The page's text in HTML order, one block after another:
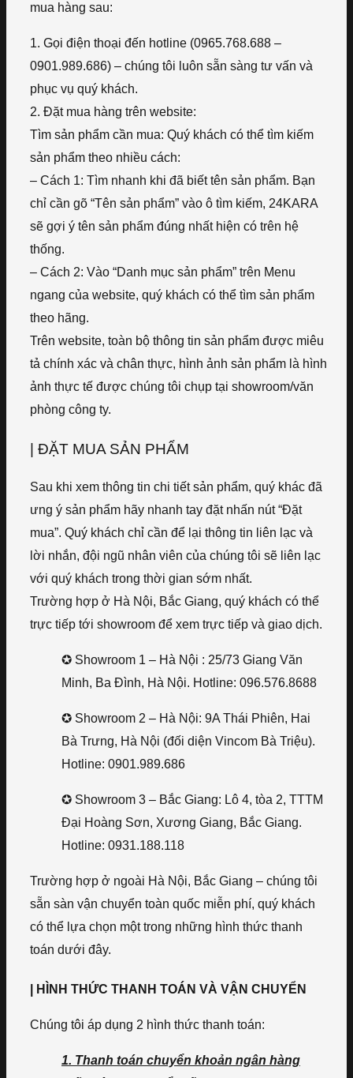
mua hàng sau:
1. Gọi điện thoại đến hotline (0965.768.688 –
0901.989.686) – chúng tôi luôn sẵn sàng tư vấn và
phục vụ quý khách.
2. Đặt mua hàng trên website:
Tìm sản phẩm cần mua: Quý khách có thể tìm kiếm
sản phẩm theo nhiều cách:
– Cách 1: Tìm nhanh khi đã biết tên sản phẩm. Bạn
chỉ cần gõ “Tên sản phẩm” vào ô tìm kiếm, 24KARA
sẽ gợi ý tên sản phẩm đúng nhất hiện có trên hệ
thống.
– Cách 2: Vào “Danh mục sản phẩm” trên Menu
ngang của website, quý khách có thể tìm sản phẩm
theo hãng.
Trên website, toàn bộ thông tin sản phẩm được miêu
tả chính xác và chân thực, hình ảnh sản phẩm là hình
ảnh thực tế được chúng tôi chụp tại showroom/văn
phòng công ty.
| ĐẶT MUA SẢN PHẨM
Sau khi xem thông tin chi tiết sản phẩm, quý khác đã
ưng ý sản phẩm hãy nhanh tay đặt nhấn nút “Đặt
mua”. Quý khách chỉ cần để lại thông tin liên lạc và
lời nhắn, đội ngũ nhân viên của chúng tôi sẽ liên lạc
với quý khách trong thời gian sớm nhất.
Trường hợp ở Hà Nội, Bắc Giang, quý khách có thể
trực tiếp tới showroom để xem trực tiếp và giao dịch.
✪ Showroom 1 – Hà Nội : 25/73 Giang Văn
Minh, Ba Đình, Hà Nội. Hotline: 096.576.8688
✪ Showroom 2 – Hà Nội: 9A Thái Phiên, Hai
Bà Trưng, Hà Nội (đối diện Vincom Bà Triệu).
Hotline: 0901.989.686
✪ Showroom 3 – Bắc Giang: Lô 4, tòa 2, TTTM
Đại Hoàng Sơn, Xương Giang, Bắc Giang.
Hotline: 0931.188.118
Trường hợp ở ngoài Hà Nội, Bắc Giang – chúng tôi
sẵn sàn vận chuyển toàn quốc miễn phí, quý khách
có thể lựa chọn một trong những hình thức thanh
toán dưới đây.
| HÌNH THỨC THANH TOÁN VÀ VẬN CHUYỂN
Chúng tôi áp dụng 2 hình thức thanh toán:
1. Thanh toán chuyển khoản ngân hàng